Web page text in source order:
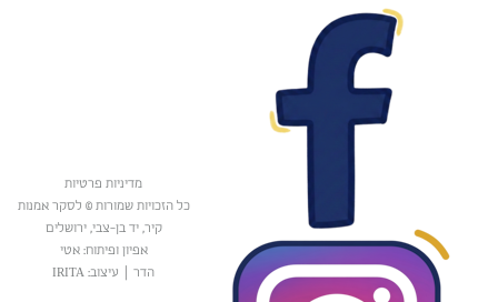
מדיניות פרטיות
כל הזכויות שמורות © לסקר אמנות
קיר, יד בן-צבי, ירושלים
אפיון ופיתוח: אטי
הדר
עיצוב: IRITA